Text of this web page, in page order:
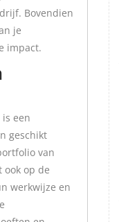
Bovendien
je
impact.
een
geschikt
van
ook op de
werkwijze en